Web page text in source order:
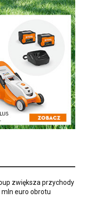
zwiększa przychody
mln euro obrotu